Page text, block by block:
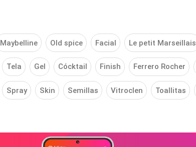
Maybelline Old spice Facial Le petit Marseillais
Tela Gel Cócktail Finish Ferrero Rocher
Spray Skin Semillas Vitroclen Toallitas